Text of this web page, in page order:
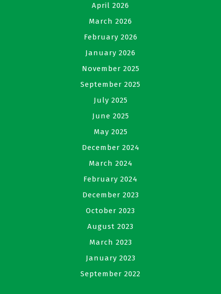
April 2026
March 2026
February 2026
January 2026
November 2025
September 2025
July 2025
June 2025
May 2025
December 2024
March 2024
February 2024
December 2023
October 2023
August 2023
March 2023
January 2023
September 2022